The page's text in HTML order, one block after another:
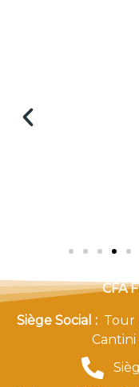
CFA
Siège Social : Tour
Cantini